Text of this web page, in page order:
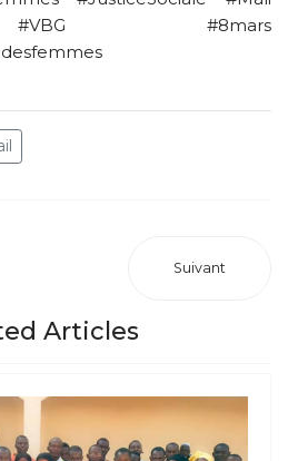
#8mars
Suivant
Articles